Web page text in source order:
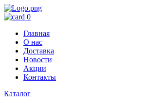
0
Главная
О нас
Доставка
Новости
Акции
Контакты
Каталог